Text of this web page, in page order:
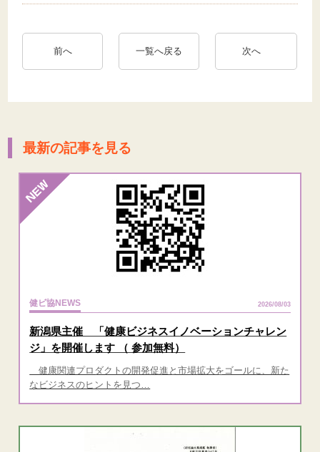
前へ 一覧へ戻る 次へ
最新の記事を見る
健ビ協NEWS 2026/08/03
新潟県主催 「健康ビジネスイノベーションチャレン
ジ」を開催します （ 参加無料）
健康関連プロダクトの開発促進と市場拡大をゴールに、新た
なビジネスのヒントを見つ…